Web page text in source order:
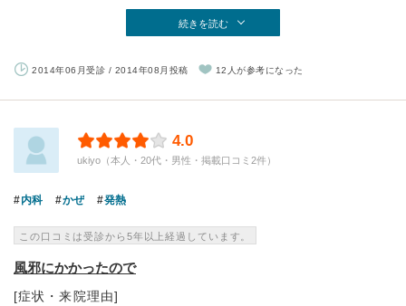
続きを読む
2014年06月受診 / 2014年08月投稿 12人が参考になった
4.0
ukiyo（本人・20代・男性・掲載口コミ2件）
内科 かぜ 発熱
この口コミは受診から5年以上経過しています。
風邪にかかったので
[症状・来院理由]